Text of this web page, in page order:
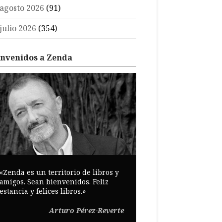
2026 (91)
2026 (354)
a Zenda
es un territorio de libros y
Sean bienvenidos. Feliz
y felices libros.»
Arturo Pérez-Reverte